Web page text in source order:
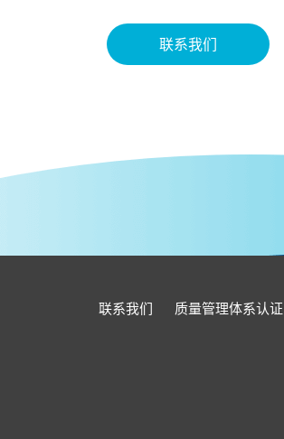
联系我们
联系我们 质量管理体系认证